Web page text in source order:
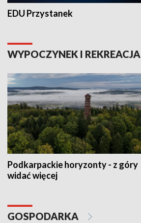
EDU Przystanek
WYPOCZYNEK I REKREACJA
Podkarpackie horyzonty - z góry
widać więcej
GOSPODARKA